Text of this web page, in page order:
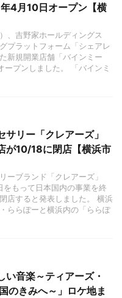
4月10日オープン【横
、吉野家ホールディングス
プラットフォーム「シェアレ
新規開業店舗「バインミー
ープンしました。 「バインミ
サリー「クレアーズ」
が10/18に閉店【横浜市
ーブランド「クレアーズ」
もって日本国内の事業を終
店すると発表しました。 横浜
ららぽーと横浜内の「ららぽ
い音楽～ティアーズ・
のきみへ～」ロケ地ま